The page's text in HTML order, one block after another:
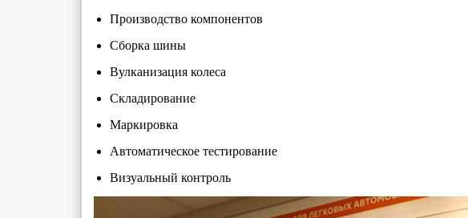
Производство компонентов
Сборка шины
Вулканизация колеса
Складирование
Маркировка
Автоматическое тестирование
Визуальный контроль